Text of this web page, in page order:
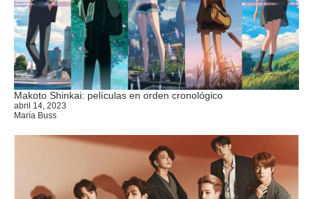
Makoto Shinkai: películas en orden cronológico
abril 14, 2023
María Buss